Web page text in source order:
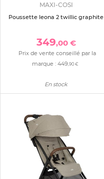
MAXI-COSI
Poussette leona 2 twillic graphite
349,00 €
Prix de vente conseillé par la
marque : 449,90 €
En stock